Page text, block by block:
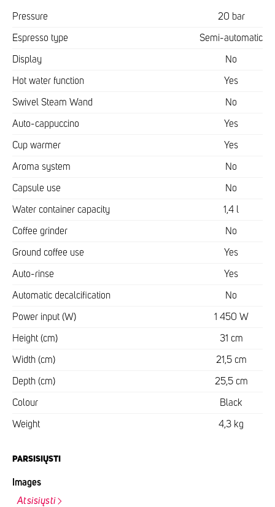
Pressure 20 bar
Espresso type Semi-automatic
Display No
Hot water function Yes
Swivel Steam Wand No
Auto-cappuccino Yes
Cup warmer Yes
Aroma system No
Capsule use No
Water container capacity 1,4 l
Coffee grinder No
Ground coffee use Yes
Auto-rinse Yes
Automatic decalcification No
Power input (W) 1 450 W
Height (cm) 31 cm
Width (cm) 21,5 cm
Depth (cm) 25,5 cm
Colour Black
Weight 4,3 kg
PARSISIŲSTI
Images
Atsisiųsti